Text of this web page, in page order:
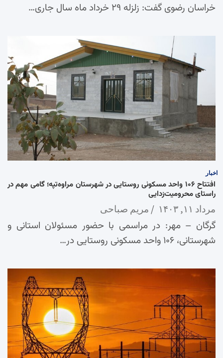
خراسان رضوی گفت: زلزله ۲۹ خرداد ماه سال جاری…
اخبار
افتتاح ۱۰۶ واحد مسکونی روستایی در شهرستان مراوه‌تپه؛ گامی مهم در
راستای محرومیت‌زدایی
مرداد ۱۱, ۱۴۰۳ مریم صباحی
گرگان – مهر: در مراسمی با حضور مسئولان استانی و
شهرستانی، ۱۰۶ واحد مسکونی روستایی در…